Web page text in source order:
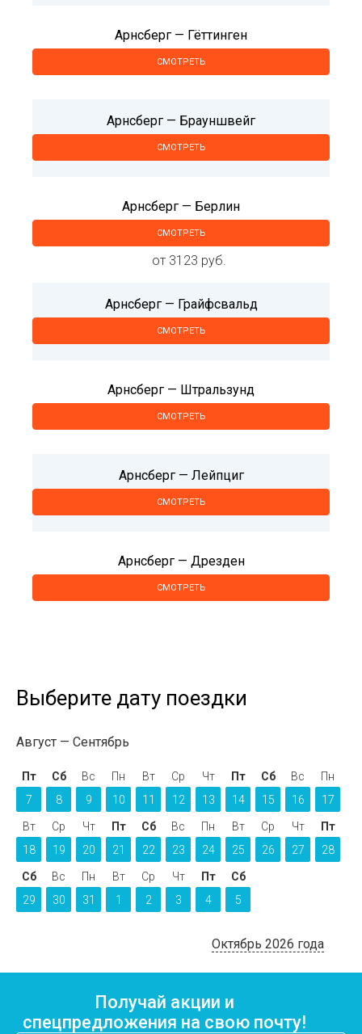
Арнсберг — Гёттинген
СМОТРЕТЬ
Арнсберг — Брауншвейг
СМОТРЕТЬ
Арнсберг — Берлин
СМОТРЕТЬ
от 3123 руб.
Арнсберг — Грайфсвальд
СМОТРЕТЬ
Арнсберг — Штральзунд
СМОТРЕТЬ
Арнсберг — Лейпциг
СМОТРЕТЬ
Арнсберг — Дрезден
СМОТРЕТЬ
Выберите дату поездки
Август Сентябрь
Пт
7
Сб
8
Вс
9
Пн
10
Вт
11
Ср
12
Чт
13
Пт
14
Сб
15
Вс
16
Пн
17
Вт
18
Ср
19
Чт
20
Пт
21
Сб
22
Вс
23
Пн
24
Вт
25
Ср
26
Чт
27
Пт
28
Сб
29
Вс
30
Пн
31
Вт
1
Ср
2
Чт
3
Пт
4
Сб
5
Октябрь 2026 года
Получай акции и
спецпредложения на свою почту!